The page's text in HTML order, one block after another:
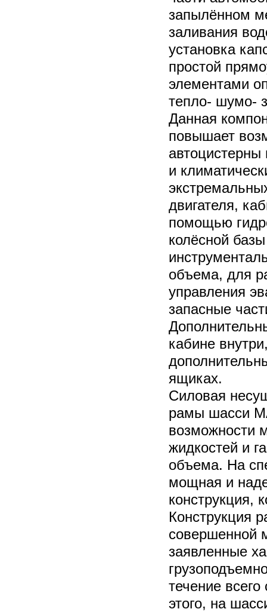
запылённом
заливания
установка
простой
элементами
тепло- шумо-
Данная
повышает
и
двигателя,
помощью
колёсной
объема, для
управления
запасные
кабине
ящиках.
Силовая
рамы шасси
возможности
жидкостей и
объема. На
мощная и
конструкция,
Конструкция
совершенной
заявленные
течение
этого, на